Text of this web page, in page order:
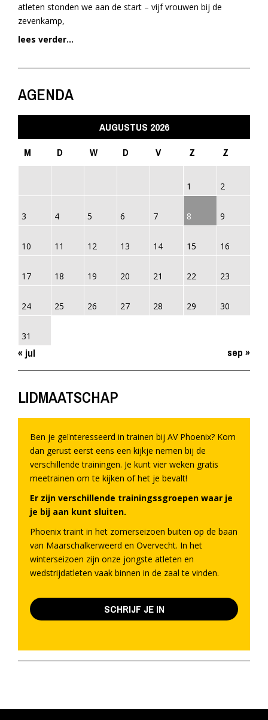
atleten stonden we aan de start – vijf vrouwen bij de
zevenkamp,
lees verder...
AGENDA
AUGUSTUS 2026
M
D W D V Z Z
1 2
3 4 5 6 7 8 9
10 11 12 13 14 15 16
17 18 19 20 21 22 23
24 25 26 27 28 29 30
31
« jul sep »
LIDMAATSCHAP
Ben je geïnteresseerd in trainen bij AV Phoenix? Kom
dan gerust eerst eens een kijkje nemen bij de
verschillende trainingen. Je kunt vier weken gratis
meetrainen om te kijken of het je bevalt!
Er zijn verschillende trainingssgroepen waar je
je bij aan kunt sluiten.
Phoenix traint in het zomerseizoen buiten op de baan
van Maarschalkerweerd en Overvecht. In het
winterseizoen zijn onze jongste atleten en
wedstrijdatleten vaak binnen in de zaal te vinden.
SCHRIJF JE IN